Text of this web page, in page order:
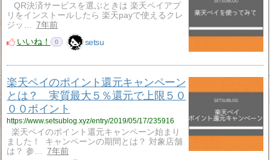
QR決済サービスを選ぶときは 楽天ペイアプ
リをインストールしたら 楽天payで使えるクレ
ジッ…
7年前
いいね！
0 setsu
楽天ペイのポイント還元キャンペーン
とは？ 実質最大５％還元で上限５０
００ポイント
https://www.setsublog.xyz/entry/2019/05/17/235916
楽天ペイのポイント還元キャンペーン始まり
ました！ キャンペーンの期間とは？ 対象店舗
は？ 参…
7年前